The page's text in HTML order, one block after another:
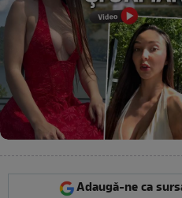
Adaugă-ne ca